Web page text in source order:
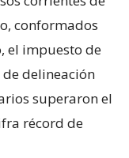
conformados
el impuesto de
delineación
superaron el
récord de